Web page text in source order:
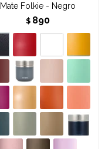
Mate Folkie - Negro
$ 890